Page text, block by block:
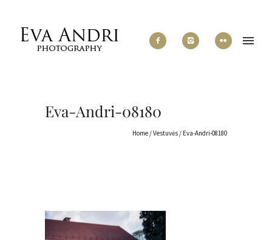
Eva-Andri-08180
Home /Vestuvės / Eva-Andri-08180